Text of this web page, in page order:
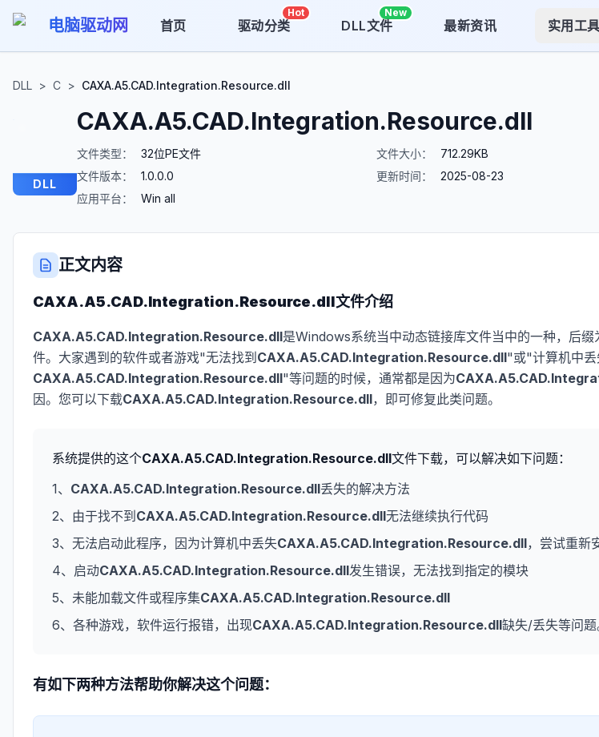
电脑驱动网 首页 驱动分类
Hot
DLL文件
New
最新资讯
实用工具
DLL > C > CAXA.A5.CAD.Integration.Resource.dll
DLL
CAXA.A5.CAD.Integration.Resource.dll
文件类型：
32位PE文件
文件版本：
1.0.0.0
应用平台：
Win all
文件大小：
712.29KB
更新时间：
2025-08-23
正文内容
CAXA.A5.CAD.Integration.Resource.dll文件介绍
CAXA.A5.CAD.Integration.Resource.dll是Windows系统当中动态链接库文件当中的一种，后
件。大家遇到的软件或者游戏"无法找到 CAXA.A5.CAD.Integration.Resource.dll"或"计算机中丢
CAXA.A5.CAD.Integration.Resource.dll"等问题的时候，通常都是因为
因。您可以下载CAXA.A5.CAD.Integration.Resource.dll，即可修复此类问题。
系统提供的这个CAXA.A5.CAD.Integration.Resource.dll文件下载，可以解决如下问题：
1、 CAXA.A5.CAD.Integration.Resource.dll丢失的解决方法
2、由于找不到 CAXA.A5.CAD.Integration.Resource.dll无法继续执行代码
3、无法启动此程序，因为计算机中丢失CAXA.A5.CAD.Integration.Resource.dll，尝试重新
4、启动CAXA.A5.CAD.Integration.Resource.dll发生错误，无法找到指定的模块
5、未能加载文件或程序集CAXA.A5.CAD.Integration.Resource.dll
6、各种游戏，软件运行报错，出现CAXA.A5.CAD.Integration.Resource.dll缺失/丢失等问题
有如下两种方法帮助你解决这个问题：